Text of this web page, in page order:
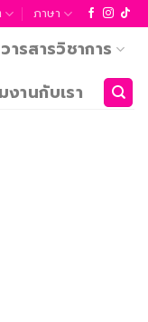
ภาษา
วารสารวิชาการ
งานกับเรา